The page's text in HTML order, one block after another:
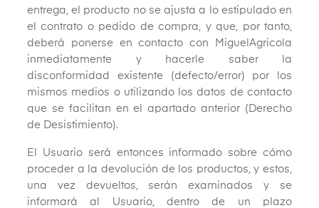
entrega, el producto no se ajusta a lo estipulado en
el contrato o pedido de compra, y que, por tanto,
deberá ponerse en contacto con MiguelAgricola
inmediatamente y hacerle saber la
disconformidad existente (defecto/error) por los
mismos medios o utilizando los datos de contacto
que se facilitan en el apartado anterior (Derecho
de Desistimiento).
El Usuario será entonces informado sobre cómo
proceder a la devolución de los productos, y estos,
una vez devueltos, serán examinados y se
informará al Usuario, dentro de un plazo